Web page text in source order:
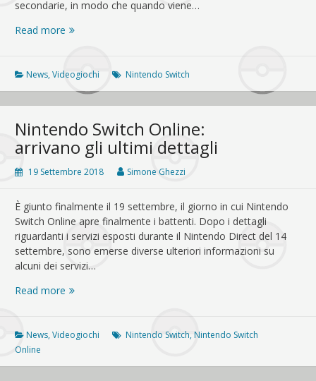
secondarie, in modo che quando viene…
Read more Disponibile
condivisione
di
giochi
digitali
Nintendo
Switch
News,Videogiochi Nintendo Switch
Nintendo Switch Online:
arrivano gli ultimi dettagli
19 Settembre 2018 Simone Ghezzi
È giunto finalmente il 19 settembre, il giorno in cui Nintendo
Switch Online apre finalmente i battenti. Dopo i dettagli
riguardanti i servizi esposti durante il Nintendo Direct del 14
settembre, sono emerse diverse ulteriori informazioni su
alcuni dei servizi…
Read more Nintendo
arrivano
ultimi
News,Videogiochi Nintendo Switch,Nintendo Switch
Online